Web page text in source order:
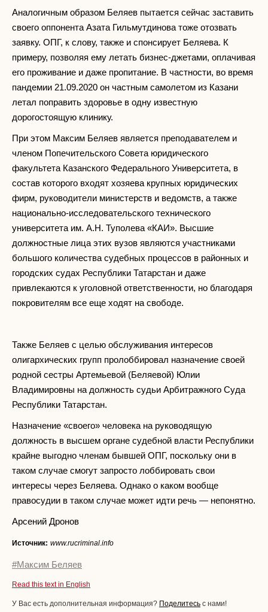
Аналогичным образом Беляев пытается сейчас заставить
своего оппонента Азата Гильмутдинова тоже отозвать
заявку. ОПГ, к слову, также и спонсирует Беляева. К
примеру, позволяя ему летать бизнес-джетами, оплачивая
его проживание и даже пропитание. В частности, во время
пандемии 21.09.2020 он частным самолетом из Казани
летал поправить здоровье в одну известную
дорогостоящую клинику.
При этом Максим Беляев является преподавателем и
членом Попечительского Совета юридического
факультета Казанского Федерального Университета, в
состав которого входят хозяева крупных юридических
фирм, руководители министерств и ведомств, а также
национально-исследовательского технического
университета им. А.Н. Туполева «КАИ». Высшие
должностные лица этих вузов являются участниками
большого количества судебных процессов в районных и
городских судах Республики Татарстан и даже
привлекаются к уголовной ответственности, но благодаря
покровителям все еще ходят на свободе.
Также Беляев с целью обслуживания интересов
олигархических групп пролоббировал назначение своей
родной сестры Артемьевой (Беляевой) Юлии
Владимировны на должность судьи Арбитражного Суда
Республики Татарстан.
Назначение «своего» человека на руководящую
должность в высшем органе судебной власти Республики
крайне выгодно членам бывшей ОПГ, поскольку они в
таком случае смогут запросто лоббировать свои
интересы через Беляева. Однако о каком вообще
правосудии в таком случае может идти речь — непонятно.
Арсений Дронов
Источник: www.rucriminal.info
#Максим Беляев
Read this text in English
У Вас есть дополнительная информация? Поделитесь с нами!